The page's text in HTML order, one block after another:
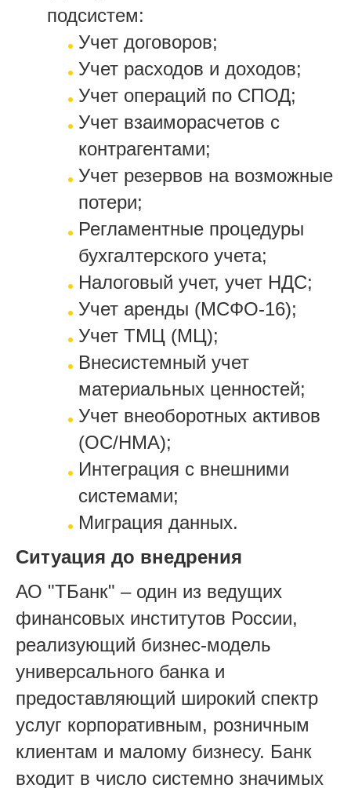
подсистем:
Учет договоров;
Учет расходов и доходов;
Учет операций по СПОД;
Учет взаиморасчетов с
контрагентами;
Учет резервов на возможные
потери;
Регламентные процедуры
бухгалтерского учета;
Налоговый учет, учет НДС;
Учет аренды (МСФО-16);
Учет ТМЦ (МЦ);
Внесистемный учет
материальных ценностей;
Учет внеоборотных активов
(ОС/НМА);
Интеграция с внешними
системами;
Миграция данных.
Ситуация до внедрения
АО "ТБанк" – один из ведущих
финансовых институтов России,
реализующий бизнес-модель
универсального банка и
предоставляющий широкий спектр
услуг корпоративным, розничным
клиентам и малому бизнесу. Банк
входит в число системно значимых